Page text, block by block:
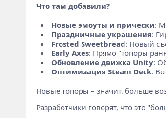
Что там добавили?
Новые эмоуты и прически:
Праздничные украшения:
Frosted Sweetbread: Новый
Early Axes: Прямо "топоры
Обновление движка Unity:
Оптимизация Steam Deck:
Новые топоры – значит, больше
Разработчики говорят, что это